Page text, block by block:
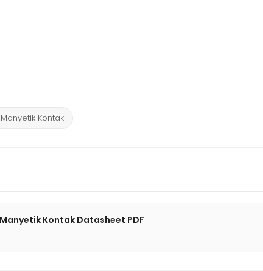
Manyetik Kontak
Manyetik Kontak Datasheet PDF